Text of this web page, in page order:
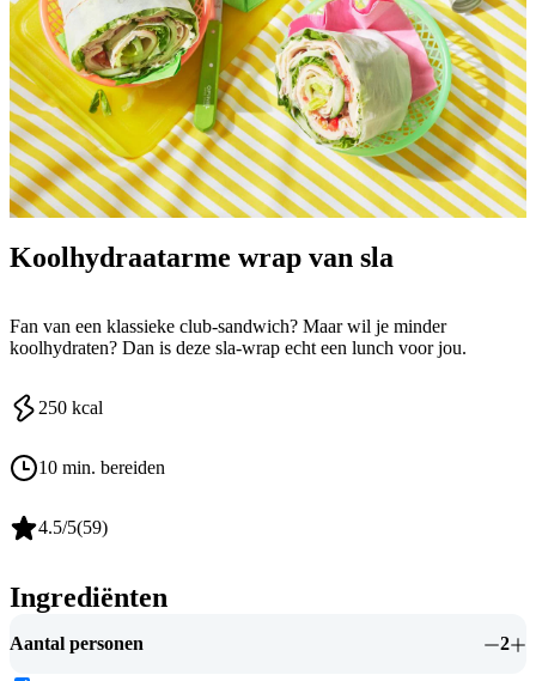
Koolhydraatarme wrap van sla
Fan van een klassieke club-sandwich? Maar wil je minder
koolhydraten? Dan is deze sla-wrap echt een lunch voor jou.
250 kcal
10 min. bereiden
4.5/5(59)
Ingrediënten
Aantal personen 2